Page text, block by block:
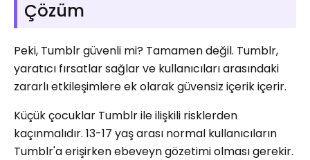
Çözüm
Peki, Tumblr güvenli mi? Tamamen değil. Tumblr,
yaratıcı fırsatlar sağlar ve kullanıcıları arasındaki
zararlı etkileşimlere ek olarak güvensiz içerik içerir.
Küçük çocuklar Tumblr ile ilişkili risklerden
kaçınmalıdır. 13-17 yaş arası normal kullanıcıların
Tumblr'a erişirken ebeveyn gözetimi olması gerekir.